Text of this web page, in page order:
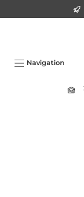
Navigation